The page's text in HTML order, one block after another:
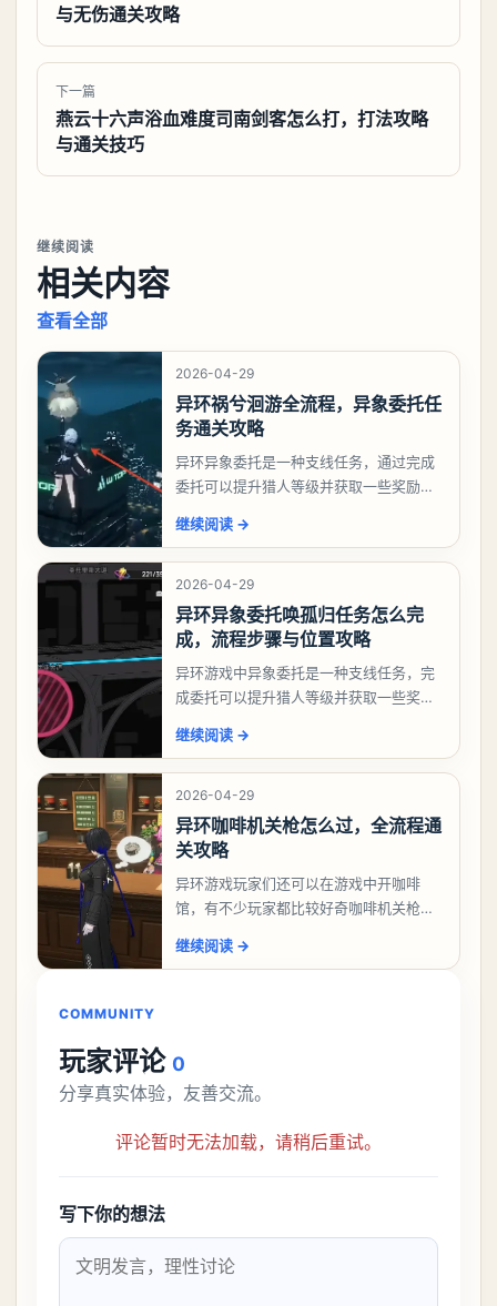
与无伤通关攻略
下一篇
燕云十六声浴血难度司南剑客怎么打，打法攻略
与通关技巧
继续阅读
相关内容
查看全部
2026-04-29
异环祸兮洄游全流程，异象委托任
务通关攻略
异环异象委托是一种支线任务，通过完成
委托可以提升猎人等级并获取一些奖励，
么做，下面就来告诉大家。异环异象委托
祸兮洄游任务攻略
继续阅读 →
2026-04-29
异环异象委托唤孤归任务怎么完
成，流程步骤与位置攻略
异环游戏中异象委托是一种支线任务，完
成委托可以提升猎人等级并获取一些奖
么做，今天游戏熊就来告诉大家。异环异
象委托唤孤归任务攻
继续阅读 →
2026-04-29
异环咖啡机关枪怎么过，全流程通
关攻略
异环游戏玩家们还可以在游戏中开咖啡
馆，有不少玩家都比较好奇咖啡机关枪应
机关枪攻略。异环咖啡机关枪怎么过一、
继续阅读 →
COMMUNITY
玩家评论 0
分享真实体验，友善交流。
评论暂时无法加载，请稍后重试。
写下你的想法